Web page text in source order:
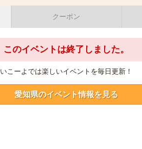
クーポン
このイベントは終了しました。
いこーよでは楽しいイベントを毎日更新！
愛知県のイベント情報を見る